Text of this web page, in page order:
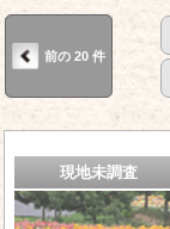
前の 20 件
現地未調査